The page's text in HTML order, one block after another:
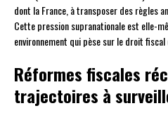
dont la France, à transposer des règles
Cette pression supranationale est elle-
environnement qui pèse sur le droit fiscal
Réformes fiscales
trajectoires à